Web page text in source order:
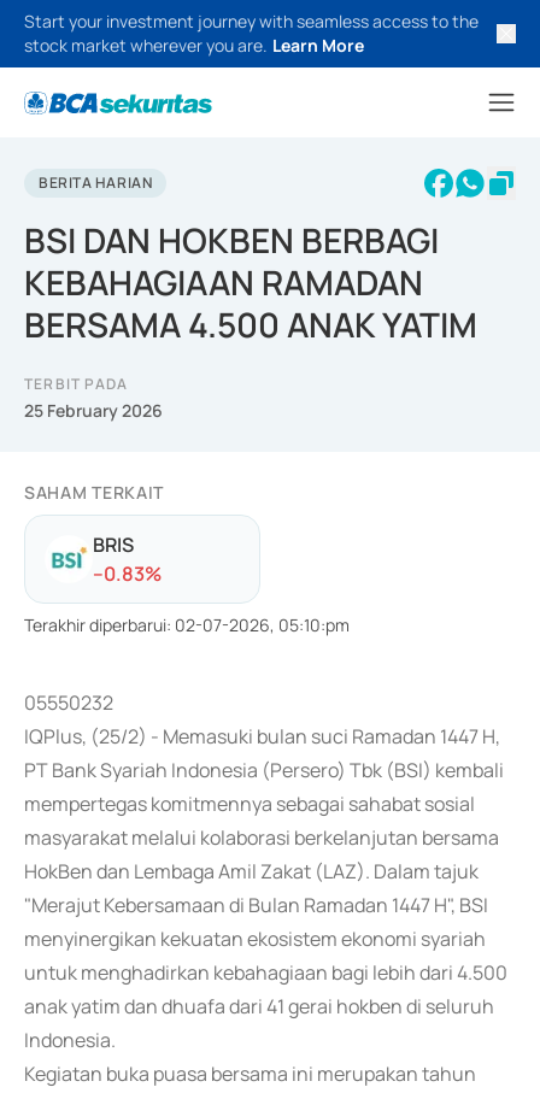
Start your investment journey with seamless access to the
stock market wherever you are. Learn More
BERITA HARIAN
BSI DAN HOKBEN BERBAGI
KEBAHAGIAAN RAMADAN
BERSAMA 4.500 ANAK YATIM
TERBIT PADA
25 February 2026
SAHAM TERKAIT
BRIS
--0.83%
Terakhir diperbarui: 02-07-2026, 05:10:pm
05550232
IQPlus, (25/2) - Memasuki bulan suci Ramadan 1447 H,
PT Bank Syariah Indonesia (Persero) Tbk (BSI) kembali
mempertegas komitmennya sebagai sahabat sosial
masyarakat melalui kolaborasi berkelanjutan bersama
HokBen dan Lembaga Amil Zakat (LAZ). Dalam tajuk
"Merajut Kebersamaan di Bulan Ramadan 1447 H", BSI
menyinergikan kekuatan ekosistem ekonomi syariah
untuk menghadirkan kebahagiaan bagi lebih dari 4.500
anak yatim dan dhuafa dari 41 gerai hokben di seluruh
Indonesia.
Kegiatan buka puasa bersama ini merupakan tahun